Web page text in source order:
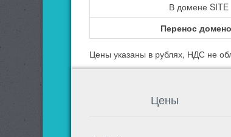
В домене SITE
Перенос
Цены указаны в рублях, НДС не
Цены